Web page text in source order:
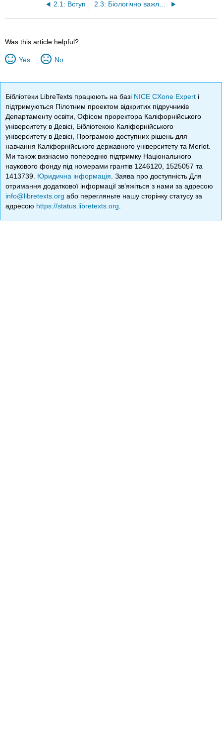
2.1: Вступ 2.3: Біологічно важливі макромолекули
Was this article helpful?
Yes No
Бібліотеки LibreTexts працюють на базі NICE CXone Expert і
підтримуються Пілотним проектом відкритих підручників
Департаменту освіти, Офісом проректора Каліфорнійського
університету в Девісі, Бібліотекою Каліфорнійського
університету в Девісі, Програмою доступних рішень для
навчання Каліфорнійського державного університету та Merlot.
Ми також визнаємо попередню підтримку Національного
наукового фонду під номерами грантів 1246120, 1525057 та
1413739. Юридична інформація . Заява про доступність Для
отримання додаткової інформації зв’яжіться з нами за адресою
info@libretexts.org або перегляньте нашу сторінку статусу за
адресою https://status.libretexts.org